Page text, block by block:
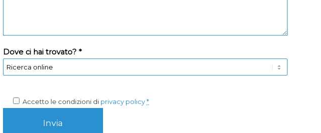
Dove ci hai trovato? *
Accetto le condizioni di privacy policy *